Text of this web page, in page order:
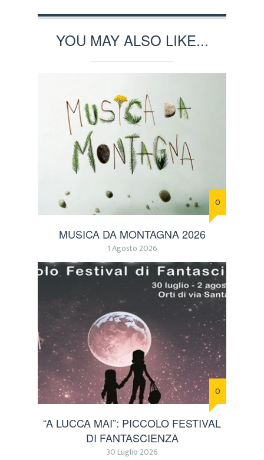
YOU MAY ALSO LIKE...
0
MUSICA DA MONTAGNA 2026
1 Agosto 2026
0
“A LUCCA MAI”: PICCOLO FESTIVAL
DI FANTASCIENZA
30 Luglio 2026